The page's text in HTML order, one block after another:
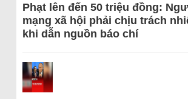
Phạt lên đến 50 triệu đồng:
mạng xã hội phải chịu trách
khi dẫn nguồn báo chí